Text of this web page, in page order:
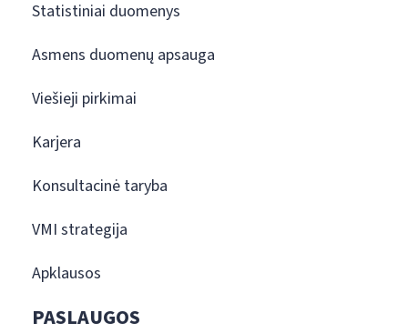
Statistiniai duomenys
Asmens duomenų apsauga
Viešieji pirkimai
Karjera
Konsultacinė taryba
VMI strategija
Apklausos
PASLAUGOS